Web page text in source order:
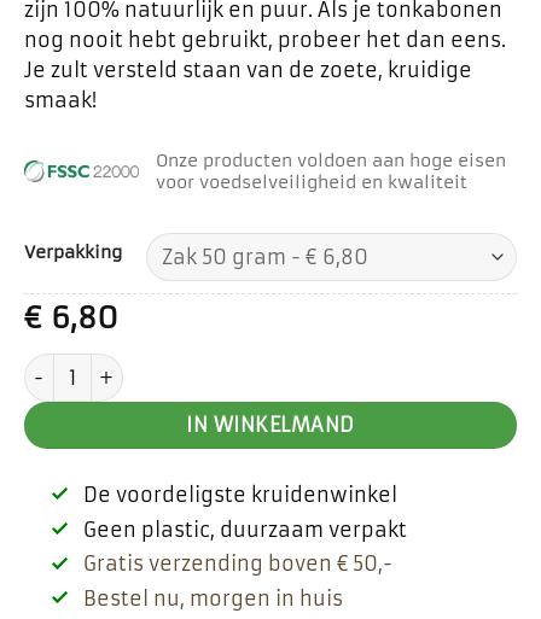
zijn 100% natuurlijk en puur. Als je tonkabonen
nog nooit hebt gebruikt, probeer het dan eens.
Je zult versteld staan van de zoete, kruidige
smaak!
Onze producten voldoen aan hoge eisen
voor voedselveiligheid en kwaliteit
Verpakking
€6,80
Tonkabonen aantal
IN WINKELMAND
De voordeligste kruidenwinkel
Geen plastic, duurzaam verpakt
Gratis verzending boven € 50,-
Bestel nu, morgen in huis